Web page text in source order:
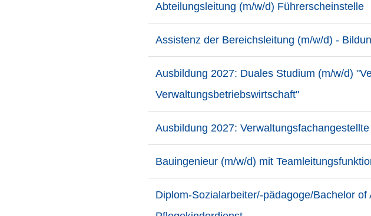
Abteilungsleitung (m/w/d) Führerscheinstelle
Assistenz der Bereichsleitung (m/w/d) -
Ausbildung 2027: Duales Studium (m/w/d)
Verwaltungsbetriebswirtschaft"
Ausbildung 2027:
Bauingenieur (m/w/d) mit
Diplom-Sozialarbeiter/-pädagoge/Bachelor of